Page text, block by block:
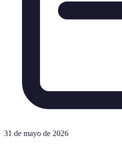
31 de mayo de 2026